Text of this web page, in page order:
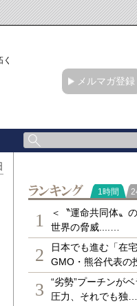
「3
メルマガ登録
1時間
1
＜〝運命共同体〟
世界の脅威....…
2
日本でも進む「在
GMO・熊谷代表の
3
“劣勢”プーチンが
圧力、それでも独…